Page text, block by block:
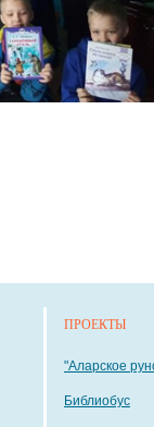
ПРОЕКТЫ
"Аларское
Библиобус